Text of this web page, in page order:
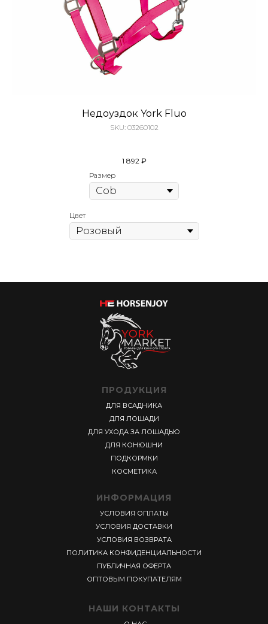
Недоуздок York Fluo
SKU: 03260102
1 892 ₽
Размер
Цвет
ПРОДУКЦИЯ
ДЛЯ ВСАДНИКА
ДЛЯ ЛОШАДИ
ДЛЯ УХОДА ЗА ЛОШАДЬЮ
ДЛЯ КОНЮШНИ
ПОДКОРМКИ
КОСМЕТИКА
ИНФОРМАЦИЯ
УСЛОВИЯ ОПЛАТЫ
УСЛОВИЯ ДОСТАВКИ
УСЛОВИЯ ВОЗВРАТА
ПОЛИТИКА КОНФИДЕНЦИАЛЬНОСТИ
ПУБЛИЧНАЯ ОФЕРТА
ОПТОВЫМ ПОКУПАТЕЛЯМ
НАШИ КОНТАКТЫ